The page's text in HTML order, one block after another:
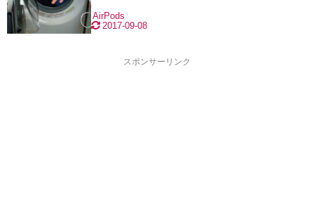
2017-09-08
AirPods
スポンサーリンク